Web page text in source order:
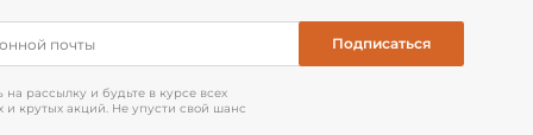
рассылку и будьте в курсе всех
и крутых акций. Не упусти свой шанс